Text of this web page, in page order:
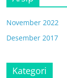
November 2022
Desember 2017
Kategori